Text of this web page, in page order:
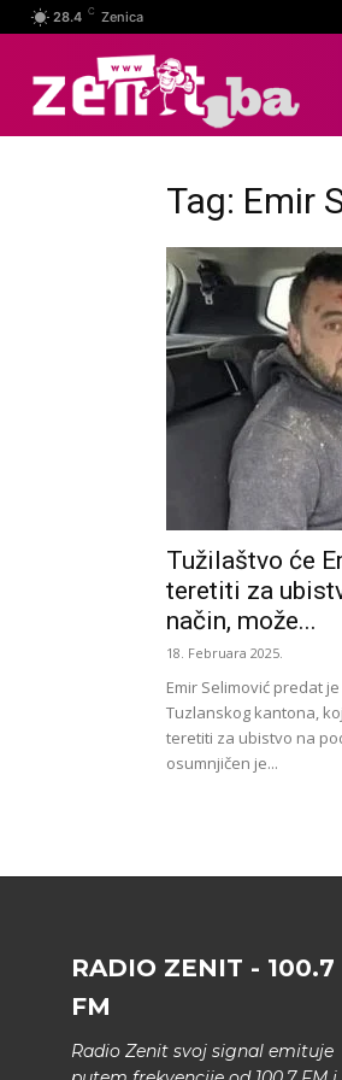
28.4 C Zenica
Tag: Emir
Tužilaštvo će
teretiti za
način, može...
18. Februara 2025.
Emir Selimović predat
Tuzlanskog kantona,
teretiti za ubistvo na
osumnjičen je...
RADIO ZENIT - 100.7
FM
Radio Zenit svoj signal emituje